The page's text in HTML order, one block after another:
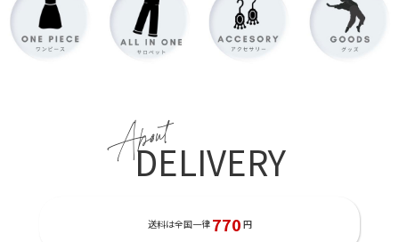
About
DELIVERY
送料は全国一律 770 円